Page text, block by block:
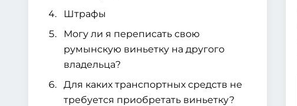
Штрафы
Могу ли я переписать свою
румынскую виньетку на другого
владельца?
Для каких транспортных средств не
требуется приобретать виньетку?